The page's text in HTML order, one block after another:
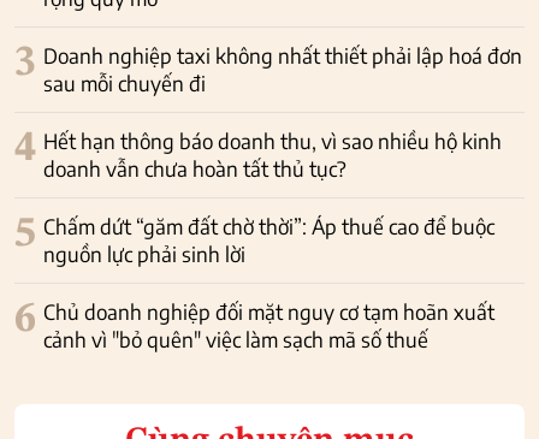
3 Doanh nghiệp taxi không nhất thiết phải lập hoá đơn
sau mỗi chuyến đi
4 Hết hạn thông báo doanh thu, vì sao nhiều hộ kinh
doanh vẫn chưa hoàn tất thủ tục?
5 Chấm dứt “găm đất chờ thời”: Áp thuế cao để buộc
nguồn lực phải sinh lời
6 Chủ doanh nghiệp đối mặt nguy cơ tạm hoãn xuất
cảnh vì "bỏ quên" việc làm sạch mã số thuế